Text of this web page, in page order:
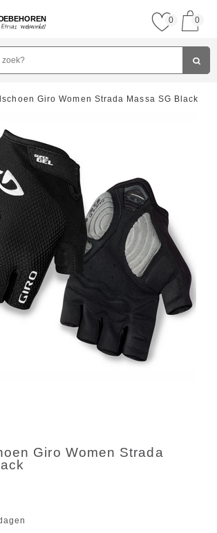
0 0
Giro Women Strada Massa SG Black
Giro Women Strada